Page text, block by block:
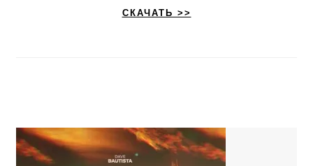
СКАЧАТЬ >>